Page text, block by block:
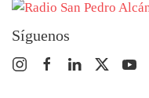
Síguenos